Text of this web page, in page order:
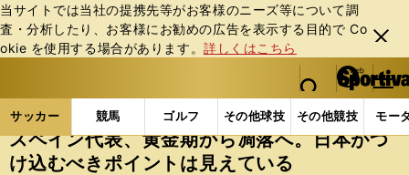
当サイトでは当社の提携先等がお客様のニーズ等について調
査・分析したり、お客様にお勧めの広告を表⽰する⽬的で Co
okie を使⽤する場合があります。詳しくはこちら
閉じ
る
web Sportiva (webスポルティーバ)
検索
マイペ
ー
ジ
メニュ
サッカー 競馬 ゴルフ その他球技 その他競技 モー
ス
ポ
ル
サッカーの記事一覧 海外サッカー 海外サッカー
スペイン代表、黄金期から凋落へ。日本がつ
け込むべきポイントは見えている